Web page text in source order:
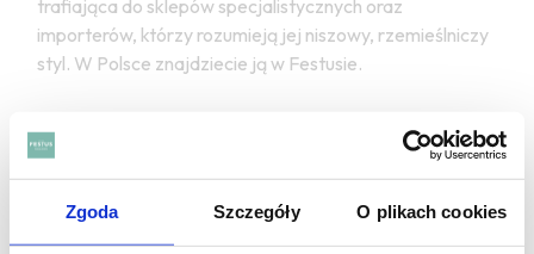
Zgoda Szczegóły O plikach cookies
trafiająca do sklepów specjalistycznych oraz
importerów, którzy rozumieją jej niszowy, rzemieślniczy
styl. W Polsce znajdziecie ją w Festusie.
whisky z Burgundii
Najczęstsze pytania: